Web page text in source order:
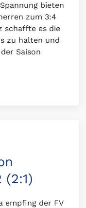
bieten
zum 3:4
schaffte es die
zu halten und
Saison
(2:1)
empfing der FV